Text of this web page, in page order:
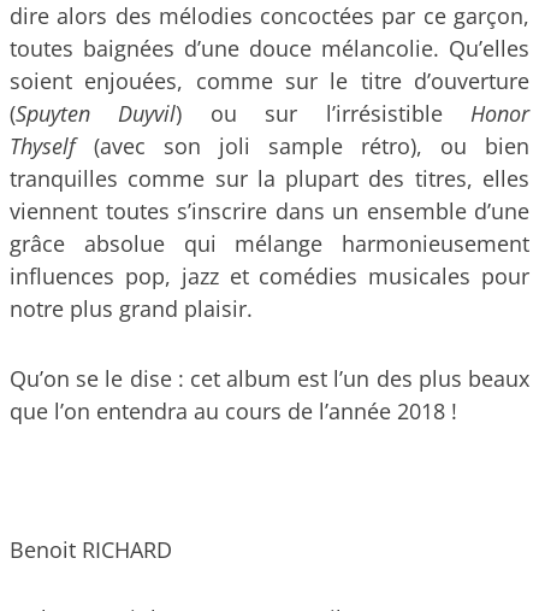
dire alors des mélodies concoctées par ce garçon,
toutes baignées d’une douce mélancolie. Qu’elles
soient enjouées, comme sur le titre d’ouverture
(Spuyten Duyvil) ou sur l’irrésistible Honor
Thyself (avec son joli sample rétro), ou bien
tranquilles comme sur la plupart des titres, elles
viennent toutes s’inscrire dans un ensemble d’une
grâce absolue qui mélange harmonieusement
influences pop, jazz et comédies musicales pour
notre plus grand plaisir.
Qu’on se le dise : cet album est l’un des plus beaux
que l’on entendra au cours de l’année 2018 !
Benoit RICHARD